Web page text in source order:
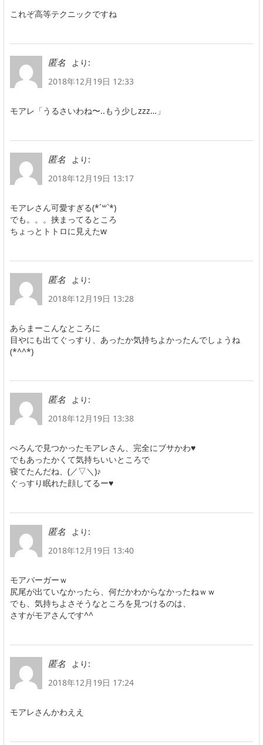
これぞ高等テクニックですね
匿名
より:
2018年12月19日 12:33
モアレ「うるさいわね〜..もう少しzzz…」
匿名
より:
2018年12月19日 13:17
モアレさん可愛すぎる(*´꒳`*)
でも。。。挟まってるところ
ちょっとトトロに見えたw
匿名
より:
2018年12月19日 13:28
あらまーこんなところに
目やにも出てぐっすり、あったか気持ちよかったんでしょうね
(*^^*)
匿名
より:
2018年12月19日 13:38
ぺろんで見つかったモアレさん、完全にブサかわ♥
でもあったかくて気持ちいいところで
寝てたんだね、(／▽＼)♪
ぐっすり眠れた顔してるー♥
匿名
より:
2018年12月19日 13:40
モアバーガーｗ
尻尾が出ていなかったら、何だかわからなかったねｗｗ
でも、気持ちよさそうなところを見つけるのは、
さすがモアさんです^^
匿名
より:
2018年12月19日 17:24
モアレさんかわええ